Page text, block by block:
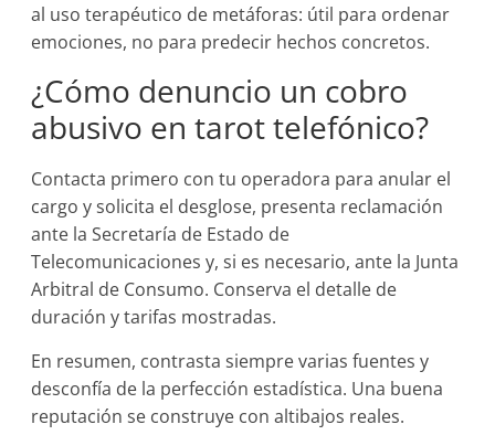
al uso terapéutico de metáforas: útil para ordenar
emociones, no para predecir hechos concretos.
¿Cómo denuncio un cobro
abusivo en tarot telefónico?
Contacta primero con tu operadora para anular el
cargo y solicita el desglose, presenta reclamación
ante la Secretaría de Estado de
Telecomunicaciones y, si es necesario, ante la Junta
Arbitral de Consumo. Conserva el detalle de
duración y tarifas mostradas.
En resumen, contrasta siempre varias fuentes y
desconfía de la perfección estadística. Una buena
reputación se construye con altibajos reales.